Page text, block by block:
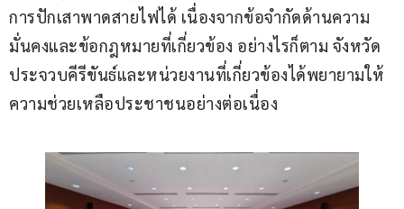
การปักเสาพาดสายไฟได้ เนื่องจากข้อจำกัดด้านความ
มั่นคงและข้อกฎหมายที่เกี่ยวข้อง อย่างไรก็ตาม จังหวัด
ประจวบคีรีขันธ์และหน่วยงานที่เกี่ยวข้องได้พยายามให้
ความช่วยเหลือประชาชนอย่างต่อเนื่อง